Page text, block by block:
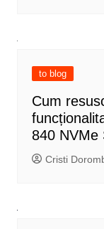
to blog
Cum
840 NVMe
Cristi